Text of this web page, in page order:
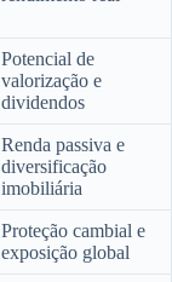
Potencial de
valorização e
dividendos
Renda passiva e
diversificação
imobiliária
Proteção cambial e
exposição global